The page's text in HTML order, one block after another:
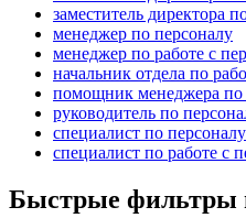
заместитель директора
менеджер по персоналу
менеджер по работе с
начальник отдела по
помощник менеджера по
руководитель по
специалист по персоналу
специалист по работе с
Быстрые фильтры